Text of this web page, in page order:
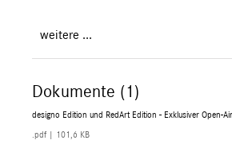
weitere ...
Dokumente (1)
designo Edition und RedArt Edition - Exklusiver Open-
.pdf 101,6 KB